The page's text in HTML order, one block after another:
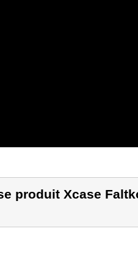
produit Xcase